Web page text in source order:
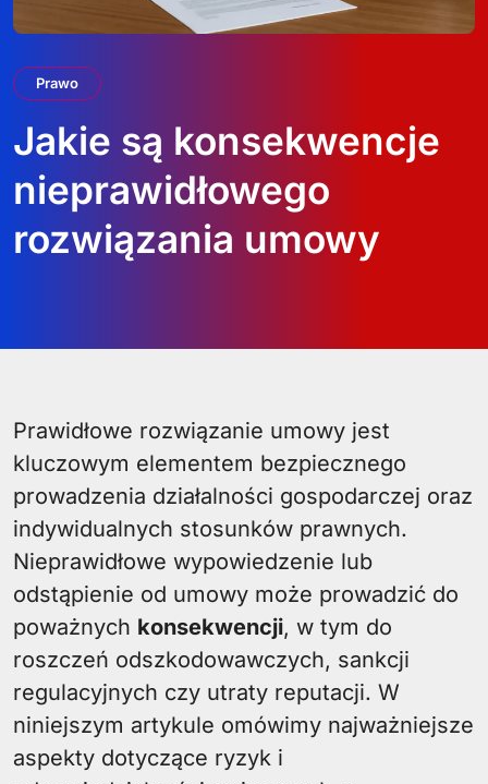
Prawo
Jakie są konsekwencje
nieprawidłowego
rozwiązania umowy
Prawidłowe rozwiązanie umowy jest
kluczowym elementem bezpiecznego
prowadzenia działalności gospodarczej oraz
indywidualnych stosunków prawnych.
Nieprawidłowe wypowiedzenie lub
odstąpienie od umowy może prowadzić do
poważnych konsekwencji, w tym do
roszczeń odszkodowawczych, sankcji
regulacyjnych czy utraty reputacji. W
niniejszym artykule omówimy najważniejsze
aspekty dotyczące ryzyk i